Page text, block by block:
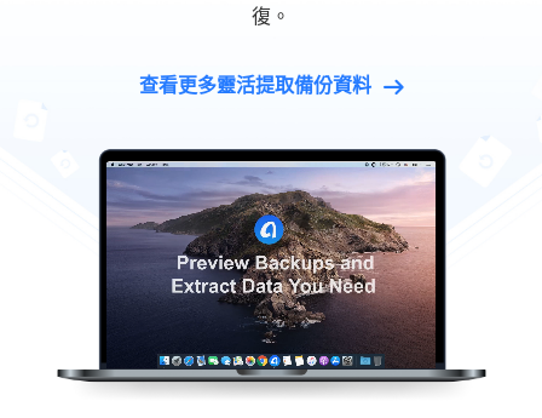
復。
查看更多靈活提取備份資料